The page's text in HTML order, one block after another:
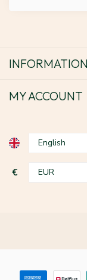
INFORMATION
MY ACCOUNT
€